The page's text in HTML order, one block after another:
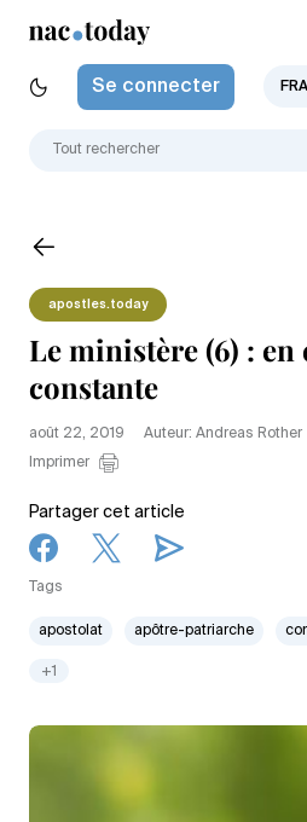
Se connecter FRA
apostles.today
Le ministère (6) :
constante
août 22, 2019
Auteur: Andreas Rother
Imprimer
Partager cet article
Tags
apostolat apôtre-patriarche
+1